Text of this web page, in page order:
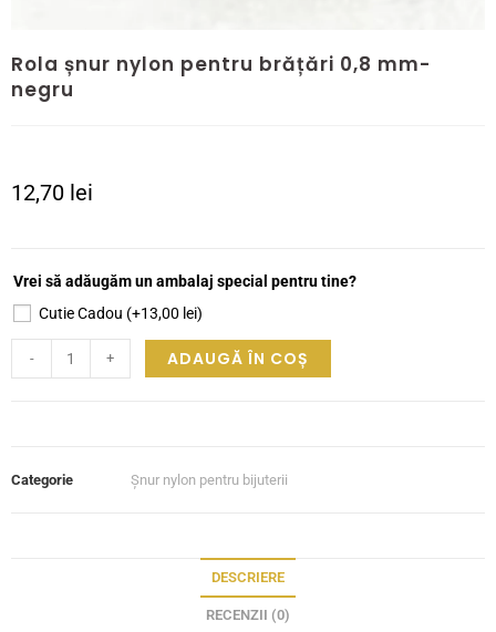
Rola șnur nylon pentru brățări 0,8 mm-
negru
12,70 lei
Vrei să adăugăm un ambalaj special pentru tine?
Cutie Cadou (+13,00 lei)
- + ADAUGĂ ÎN COȘ
Categorie Șnur nylon pentru bijuterii
DESCRIERE
RECENZII (0)